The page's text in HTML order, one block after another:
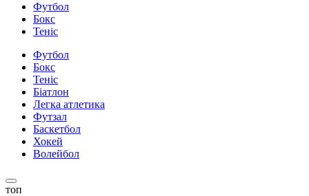
Футбол
Бокс
Теніс
Футбол
Бокс
Теніс
Біатлон
Легка атлетика
Футзал
Баскетбол
Хокей
Волейбол
топ